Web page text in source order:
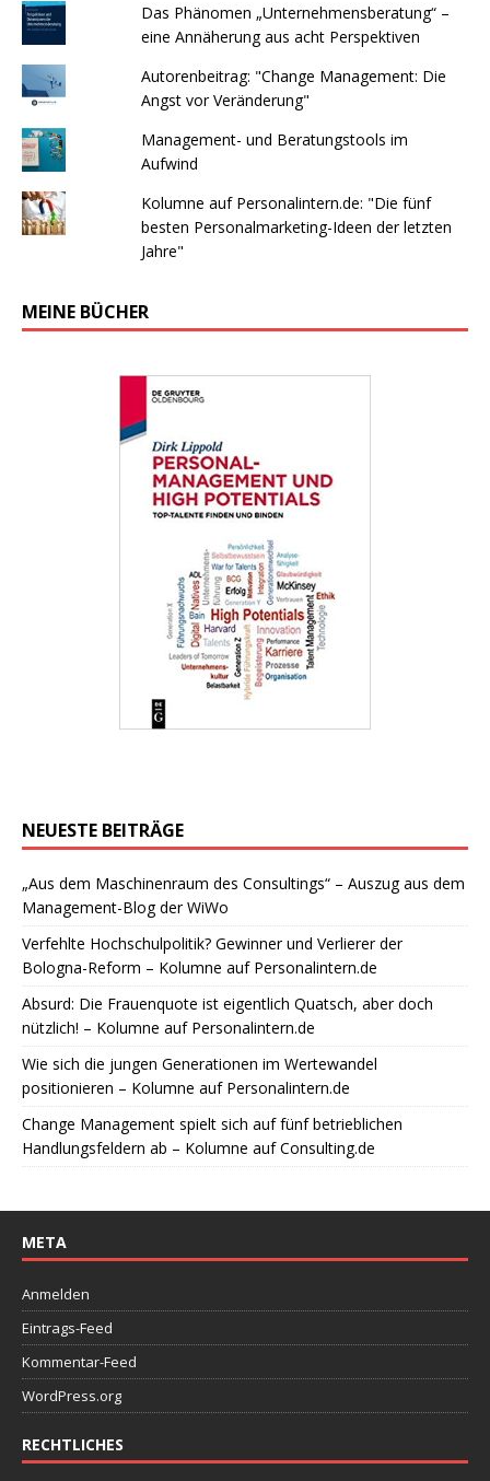
Das Phänomen „Unternehmensberatung“ –
eine Annäherung aus acht Perspektiven
Autorenbeitrag: "Change Management: Die
Angst vor Veränderung"
Management- und Beratungstools im
Aufwind
Kolumne auf Personalintern.de: "Die fünf
besten Personalmarketing-Ideen der letzten
Jahre"
MEINE BÜCHER
NEUESTE BEITRÄGE
„Aus dem Maschinenraum des Consultings“ – Auszug aus dem
Management-Blog der WiWo
Verfehlte Hochschulpolitik? Gewinner und Verlierer der
Bologna-Reform – Kolumne auf Personalintern.de
Absurd: Die Frauenquote ist eigentlich Quatsch, aber doch
nützlich! – Kolumne auf Personalintern.de
Wie sich die jungen Generationen im Wertewandel
positionieren – Kolumne auf Personalintern.de
Change Management spielt sich auf fünf betrieblichen
Handlungsfeldern ab – Kolumne auf Consulting.de
META
Anmelden
Eintrags-Feed
Kommentar-Feed
WordPress.org
RECHTLICHES